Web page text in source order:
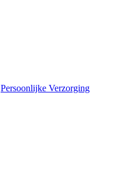
Persoonlijke Verzorging